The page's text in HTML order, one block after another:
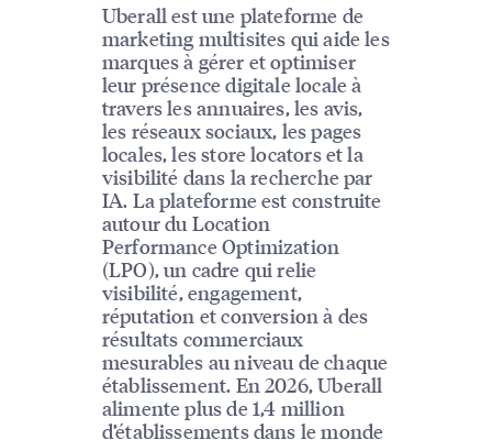
Uberall est une plateforme de
marketing multisites qui aide les
marques à gérer et optimiser
leur présence digitale locale à
travers les annuaires, les avis,
les réseaux sociaux, les pages
locales, les store locators et la
visibilité dans la recherche par
IA. La plateforme est construite
autour du Location
Performance Optimization
(LPO), un cadre qui relie
visibilité, engagement,
réputation et conversion à des
résultats commerciaux
mesurables au niveau de chaque
établissement. En 2026, Uberall
alimente plus de 1,4 million
d’établissements dans le monde